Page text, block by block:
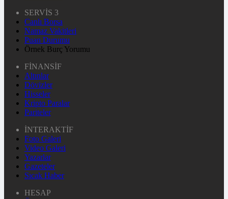
SERVİS 3
Canlı Borsa
Namaz Vakitleri
Puan Durumu
Örnek Burç Yorumu
FİNANSİF
Altınlar
Dövizler
Hisseler
Kripto Paralar
Pariteler
İNTERAKTİF
Foto Galeri
Video Galeri
Yazarlar
Gazeteler
Sıcak Haber
HESAP